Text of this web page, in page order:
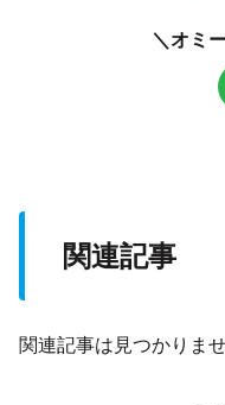
＼オミ
関連記事
関連記事は見つかりま